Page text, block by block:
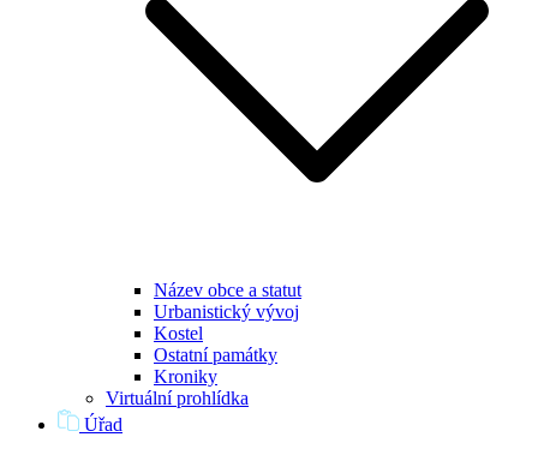
Název obce a statut
Urbanistický vývoj
Kostel
Ostatní památky
Kroniky
Virtuální prohlídka
Úřad